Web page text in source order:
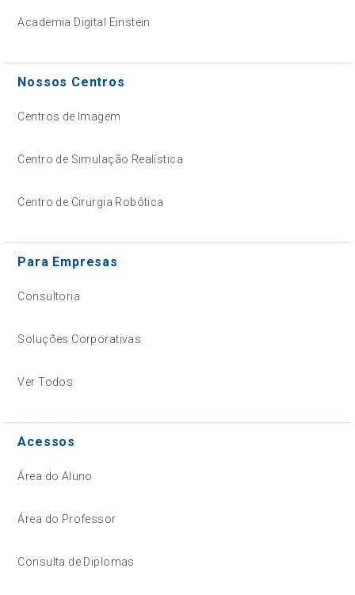
Academia Digital Einstein
Nossos Centros
Centros de Imagem
Centro de Simulação Realística
Centro de Cirurgia Robótica
Para Empresas
Consultoria
Soluções Corporativas
Ver Todos
Acessos
Área do Aluno
Área do Professor
Consulta de Diplomas